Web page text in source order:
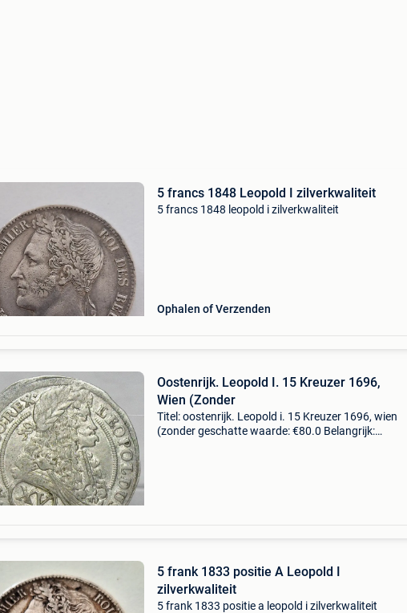
5 francs 1848 Leopold I zilverkwaliteit
5 francs 1848 leopold i zilverkwaliteit
Ophalen of Verzenden
Oostenrijk. Leopold I. 15 Kreuzer 1696,
Wien (Zonder
Titel: oostenrijk. Leopold i. 15 Kreuzer 1696, wien
(zonder geschatte waarde: €80.0 Belangrijk:
5 frank 1833 positie A Leopold I
zilverkwaliteit
5 frank 1833 positie a leopold i zilverkwaliteit